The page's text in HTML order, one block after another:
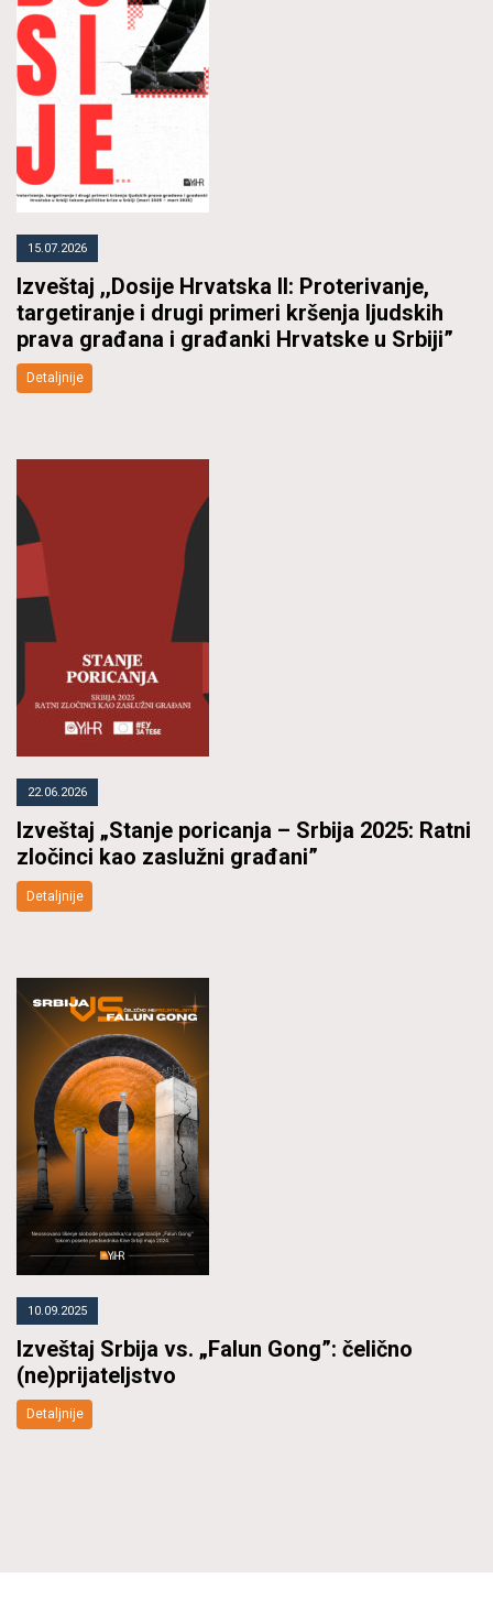
15.07.2026
Izveštaj ,,Dosije Hrvatska II: Proterivanje,
targetiranje i drugi primeri kršenja ljudskih
prava građana i građanki Hrvatske u Srbiji”
Detaljnije
22.06.2026
Izveštaj „Stanje poricanja – Srbija 2025: Ratni
zločinci kao zaslužni građani”
Detaljnije
10.09.2025
Izveštaj Srbija vs. „Falun Gong”: čelično
(ne)prijateljstvo
Detaljnije